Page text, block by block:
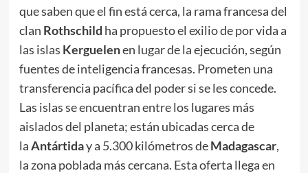
que saben que el fin está cerca, la rama francesa del
clan Rothschild ha propuesto el exilio de por vida a
las islas Kerguelenen lugar de la ejecución, según
fuentes de inteligencia francesas. Prometen una
transferencia pacífica del poder si se les concede.
Las islas se encuentran entre los lugares más
aislados del planeta; están ubicadas cerca de
laAntártiday a 5.300 kilómetros deMadagascar,
la zona poblada más cercana. Esta oferta llega en